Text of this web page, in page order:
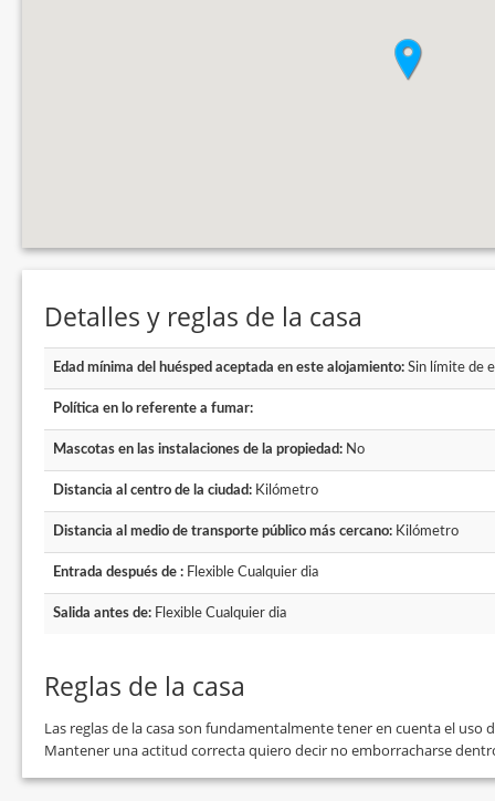
Detalles y reglas de la casa
Edad mínima del huésped aceptada en este alojamiento: Sin límite de
Política en lo referente a fumar:
Mascotas en las instalaciones de la propiedad: No
Distancia al centro de la ciudad: Kilómetro
Distancia al medio de transporte público más cercano: Kilómetro
Entrada después de : Flexible Cualquier dia
Salida antes de: Flexible Cualquier dia
Reglas de la casa
Las reglas de la casa son fundamentalmente tener en cuenta el uso
Mantener una actitud correcta quiero decir no emborracharse